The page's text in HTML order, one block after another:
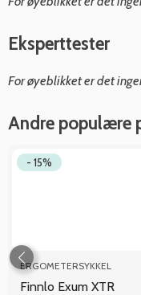
Eksperttester
For øyeblikket er det
Andre populære
- 15%
ERGOMETERSYKKEL
Finnlo Exum XTR